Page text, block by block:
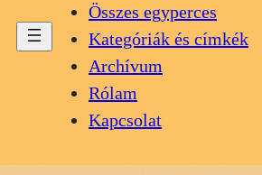
Összes egyperces
Kategóriák és címkék
Archívum
Rólam
Kapcsolat